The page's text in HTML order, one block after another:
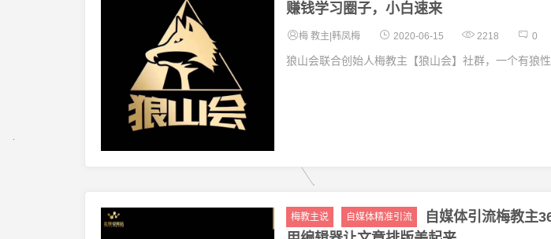
赚钱学习圈子，小白速来
梅 教主|韩凤梅 2020-06-15 2218 0
狼山会联合创始人梅教主【狼山会】社群，一个有狼
梅教主说 自媒体精准引流
自媒体引流梅教主